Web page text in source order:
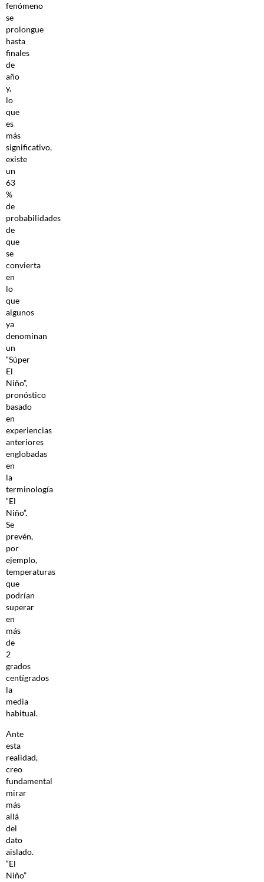
fenómeno
se
prolongue
hasta
finales
de
año
y,
lo
que
es
más
significativo,
existe
un
63
%
de
probabilidades
de
que
se
convierta
en
lo
que
algunos
ya
denominan
un
“Súper
El
Niño”,
pronóstico
basado
en
experiencias
anteriores
englobadas
en
la
terminología
“El
Niño”.
Se
prevén,
por
ejemplo,
temperaturas
que
podrían
superar
en
más
de
2
grados
centígrados
la
media
habitual.
Ante
esta
realidad,
creo
fundamental
mirar
más
allá
del
dato
aislado.
“El
Niño”